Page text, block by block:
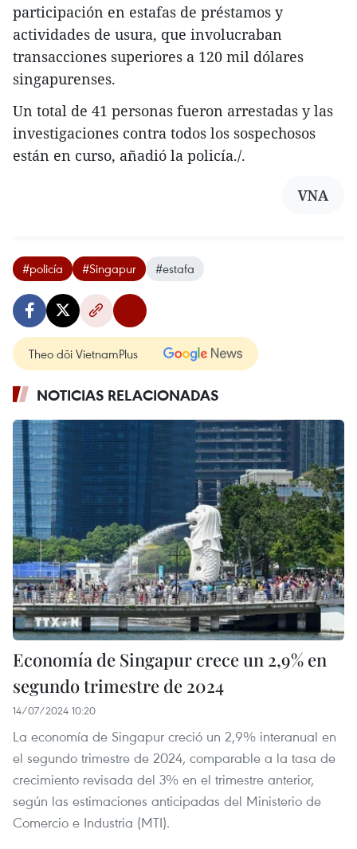
participación en estafas de préstamos y
actividades de usura, que involucraban
transacciones superiores a 120 mil dólares
singapurenses.
Un total de 41 personas fueron arrestadas y las
investigaciones contra todos los sospechosos
están en curso, añadió la policía./.
VNA
#policía #Singapur #estafa
Theo dõi VietnamPlus
NOTICIAS RELACIONADAS
Economía de Singapur crece un 2,9% en
segundo trimestre de 2024
14/07/2024 10:20
La economía de Singapur creció un 2,9% interanual en
el segundo trimestre de 2024, comparable a la tasa de
crecimiento revisada del 3% en el trimestre anterior,
según las estimaciones anticipadas del Ministerio de
Comercio e Industria (MTI).